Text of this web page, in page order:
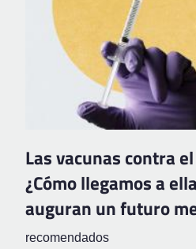
Las vacunas contra
¿Cómo llegamos a
auguran un futuro
recomendados